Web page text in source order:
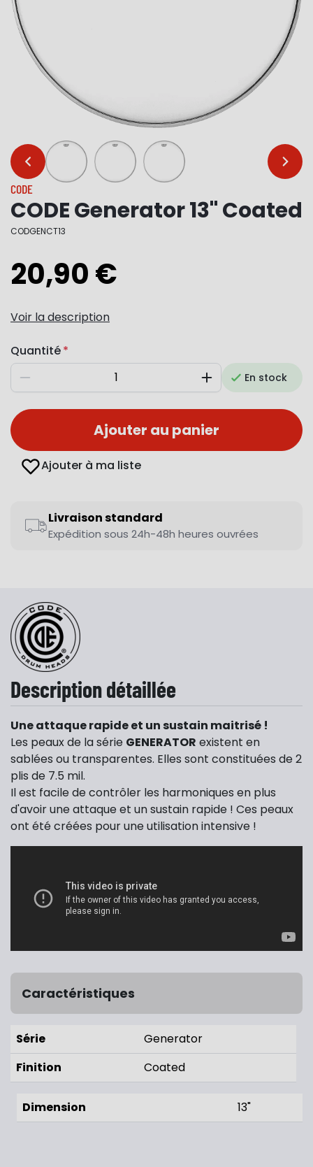
… …
CODE
CODE Generator 13" Coated
CODGENCT13
20,90 €
Voir la description
Quantité
Diminuer AugmenterEn stock
Ajouter au panier
Ajouter à ma liste
Livraison standard
Expédition sous 24h-48h heures ouvrées
Description détaillée
Une attaque rapide et un sustain maitrisé !
Les peaux de la série GENERATOR existent en
sablées ou transparentes. Elles sont constituées de 2
plis de 7.5 mil.
Il est facile de contrôler les harmoniques en plus
d'avoir une attaque et un sustain rapide ! Ces peaux
ont été créées pour une utilisation intensive !
Caractéristiques
Série
Generator
Finition
Coated
Dimension 13"